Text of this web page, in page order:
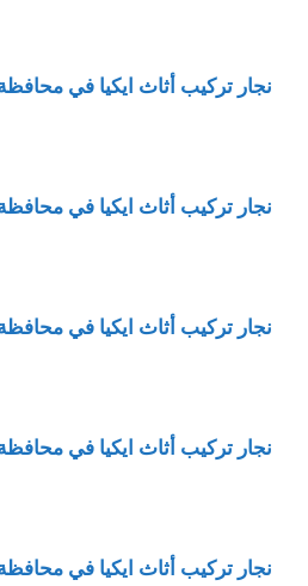
نجار تركيب أثاث ايكيا في
نجار تركيب أثاث ايكيا في محافظة
نجار تركيب أثاث ايكيا في
نجار تركيب أثاث ايكيا في محافظة
نجار تركيب أثاث ايكيا في